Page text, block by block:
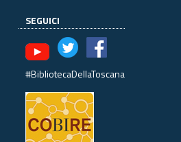
SEGUICI
#BibliotecaDellaToscana